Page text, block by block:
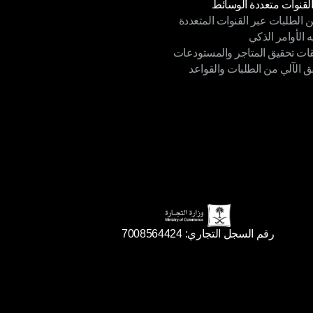
القنوات متعددة الوسائط
متعددة الوسائط
الطلبات عبر القنوات المتعددة
الطلبات عبر القنوات المتعددة
الأوامر الذكي
الأوامر الذكي
تحقيق المتاجر والمستودعات
تحقيق المتاجر والمستودعات
الآلي من الطلبات والقواعد
رقم السجل التجاري: 7008564424